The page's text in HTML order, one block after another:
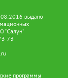
выдано
"Салун"
73
программы